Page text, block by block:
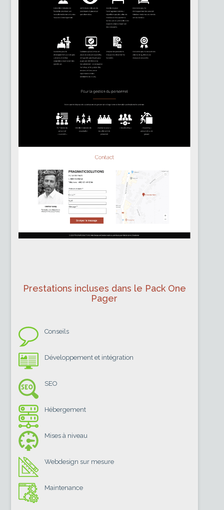
Prestations incluses dans le Pack One
Pager
Conseils
Développement et intégration
SEO
Hébergement
Mises à niveau
Webdesign sur mesure
Maintenance